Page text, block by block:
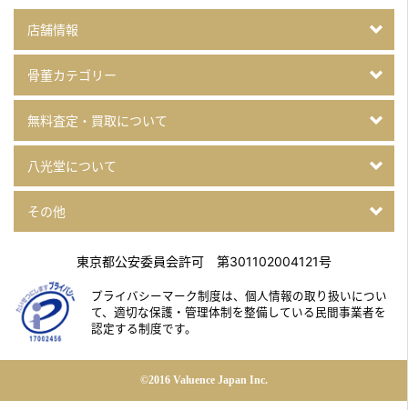
店舗情報
骨董カテゴリー
無料査定・買取について
八光堂について
その他
東京都公安委員会許可 第301102004121号
プライバシーマーク制度は、個人情報の取り扱いについ
て、適切な保護・管理体制を整備している民間事業者を
認定する制度です。
©2016 Valuence Japan Inc.